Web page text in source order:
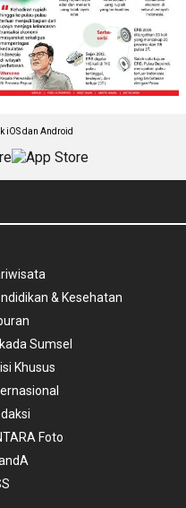
iOS dan Android
& Kesehatan
Sumsel
Khusus
Foto